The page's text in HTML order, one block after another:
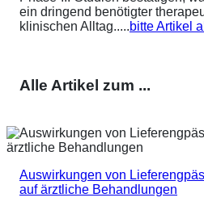
ein dringend benötigter
klinischen Alltag.....bitte Artikel
Alle Artikel zum ...
Auswirkungen von
auf ärztliche Behandlungen